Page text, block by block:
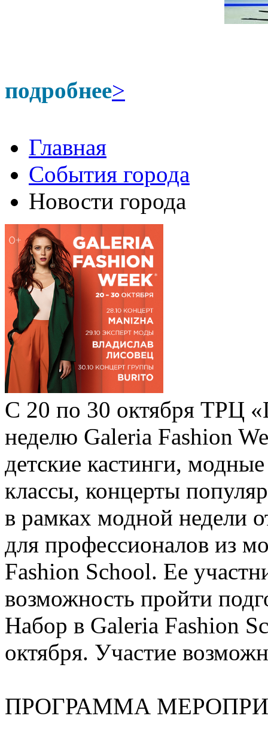
подробнее>
Главная
События города
Новости города
С 20 по 30 октября ТРЦ
неделю Galeria Fashion
детские кастинги,
классы, концерты
в рамках модной недели
для профессионалов из
Fashion School. Ее
возможность пройти
Набор в Galeria Fashion
октября. Участие
ПРОГРАММА